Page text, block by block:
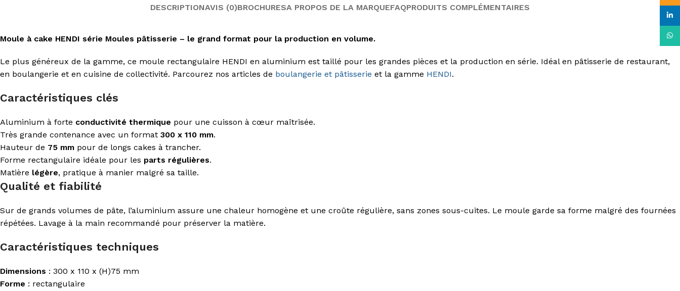
DESCRIPTIONAVIS (0)BROCHURESA PROPOS DE LA MARQUEFAQPRODUITS COMPLÉMENTAIRES
Moule à cake HENDI série Moules pâtisserie – le grand format pour la production en volume.
Le plus généreux de la gamme, ce moule rectangulaire HENDI en aluminium est taillé pour les grandes pièces et la production en série. Idéal en pâtisserie de restaurant,
en boulangerie et en cuisine de collectivité. Parcourez nos articles de boulangerie et pâtisserie et la gamme HENDI.
Caractéristiques clés
Aluminium à forte conductivité thermique pour une cuisson à cœur maîtrisée.
Très grande contenance avec un format 300 x 110 mm.
Hauteur de 75 mm pour de longs cakes à trancher.
Forme rectangulaire idéale pour les parts régulières.
Matière légère, pratique à manier malgré sa taille.
Qualité et fiabilité
Sur de grands volumes de pâte, l’aluminium assure une chaleur homogène et une croûte régulière, sans zones sous-cuites. Le moule garde sa forme malgré des fournées
répétées. Lavage à la main recommandé pour préserver la matière.
Caractéristiques techniques
Dimensions : 300 x 110 x (H)75 mm
Forme : rectangulaire